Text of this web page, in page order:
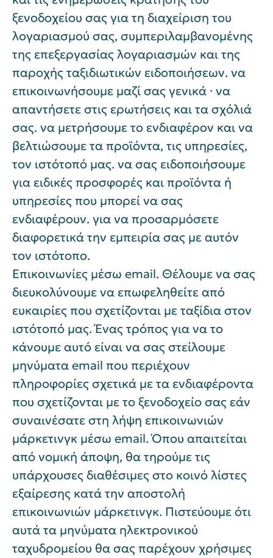
ξενοδοχείου σας για τη διαχείριση του
λογαριασμού σας, συμπεριλαμβανομένης
της επεξεργασίας λογαριασμών και της
παροχής ταξιδιωτικών ειδοποιήσεων. να
επικοινωνήσουμε μαζί σας γενικά · να
απαντήσετε στις ερωτήσεις και τα σχόλιά
σας. να μετρήσουμε το ενδιαφέρον και να
βελτιώσουμε τα προϊόντα, τις υπηρεσίες,
τον ιστότοπό μας. να σας ειδοποιήσουμε
για ειδικές προσφορές και προϊόντα ή
υπηρεσίες που μπορεί να σας
ενδιαφέρουν. για να προσαρμόσετε
διαφορετικά την εμπειρία σας με αυτόν
τον ιστότοπο.
Επικοινωνίες μέσω email. Θέλουμε να σας
διευκολύνουμε να επωφεληθείτε από
ευκαιρίες που σχετίζονται με ταξίδια στον
ιστότοπό μας. Ένας τρόπος για να το
κάνουμε αυτό είναι να σας στείλουμε
μηνύματα email που περιέχουν
πληροφορίες σχετικά με τα ενδιαφέροντα
που σχετίζονται με το ξενοδοχείο σας εάν
συναινέσατε στη λήψη επικοινωνιών
μάρκετινγκ μέσω email. Όπου απαιτείται
από νομική άποψη, θα τηρούμε τις
υπάρχουσες διαθέσιμες στο κοινό λίστες
εξαίρεσης κατά την αποστολή
επικοινωνιών μάρκετινγκ. Πιστεύουμε ότι
αυτά τα μηνύματα ηλεκτρονικού
ταχυδρομείου θα σας παρέχουν χρήσιμες